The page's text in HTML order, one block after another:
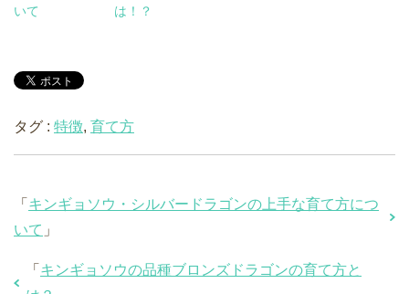
いて
は！？
タグ : 特徴, 育て方
「 キンギョソウ・シルバードラゴンの上手な育て方につ
いて 」
「 キンギョソウの品種ブロンズドラゴンの育て方と